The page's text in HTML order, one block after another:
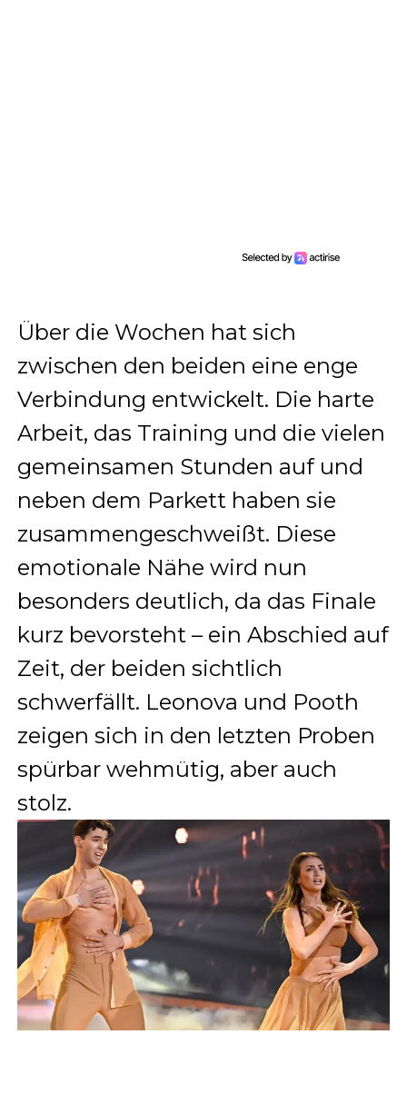
Über die Wochen hat sich
zwischen den beiden eine enge
Verbindung entwickelt. Die harte
Arbeit, das Training und die vielen
gemeinsamen Stunden auf und
neben dem Parkett haben sie
zusammengeschweißt. Diese
emotionale Nähe wird nun
besonders deutlich, da das Finale
kurz bevorsteht – ein Abschied auf
Zeit, der beiden sichtlich
schwerfällt. Leonova und Pooth
zeigen sich in den letzten Proben
spürbar wehmütig, aber auch
stolz.